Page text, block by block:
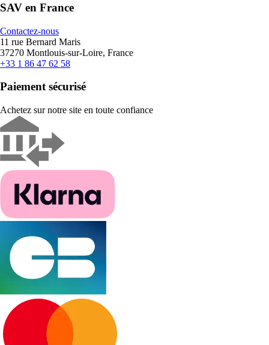
SAV en France
Contactez-nous
11 rue Bernard Maris
37270 Montlouis-sur-Loire, France
+33 1 86 47 62 58
Paiement sécurisé
Achetez sur notre site en toute confiance